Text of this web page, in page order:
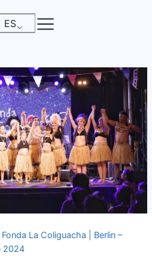
ES
Fonda La Coliguacha | Berlin –
2024